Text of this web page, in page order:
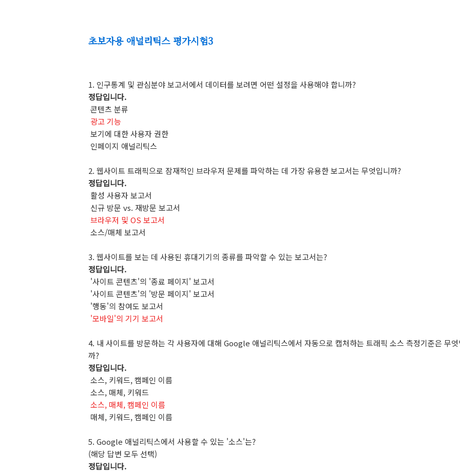
초보자용 애널리틱스 평가시험3
1. 인구통계 및 관심분야보고서에서 데이터를 보려면 어떤 설정을 사용해야 합니까?
정답입니다.
콘텐츠 분류
광고 기능
보기에 대한사용자권한
인페이지 애널리틱스
2. 웹사이트 트래픽으로 잠재적인 브라우저 문제를 파악하는 데 가장유용한보고서는 무엇입니까?
정답입니다.
활성 사용자보고서
신규 방문 vs. 재방문 보고서
브라우저 및 OS 보고서
소스/매체 보고서
3. 웹사이트를 보는 데 사용된 휴대기기의 종류를 파악할수 있는 보고서는?
정답입니다.
'사이트 콘텐츠'의 '종료 페이지' 보고서
'사이트 콘텐츠'의 '방문 페이지' 보고서
'행동'의 참여도 보고서
'모바일'의 기기 보고서
4. 내 사이트를 방문하는 각사용자에 대해 Google 애널리틱스에서 자동으로 캡처하는 트래픽 소스 측정기준은 무
까?
정답입니다.
소스, 키워드,캠페인 이름
소스, 매체, 키워드
소스, 매체, 캠페인 이름
매체, 키워드,캠페인 이름
5. Google 애널리틱스에서 사용할수 있는 '소스'는?
(해당 답변 모두선택)
정답입니다.